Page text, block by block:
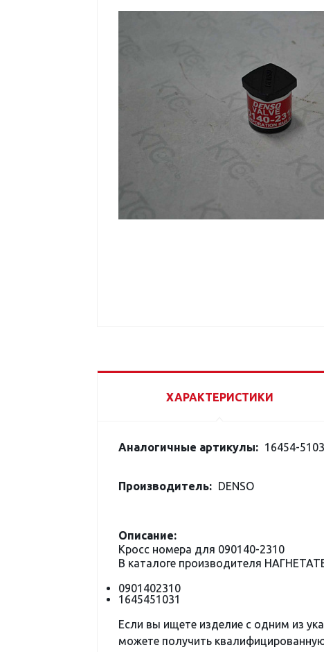
ХАРАКТЕРИСТИКИ
Аналогичные артикулы: 16454-
Производитель: DENSO
Описание:
Кросс номера для 090140-2310
В каталоге производителя
0901402310
1645451031
Если вы ищете изделие с одним из
можете получить